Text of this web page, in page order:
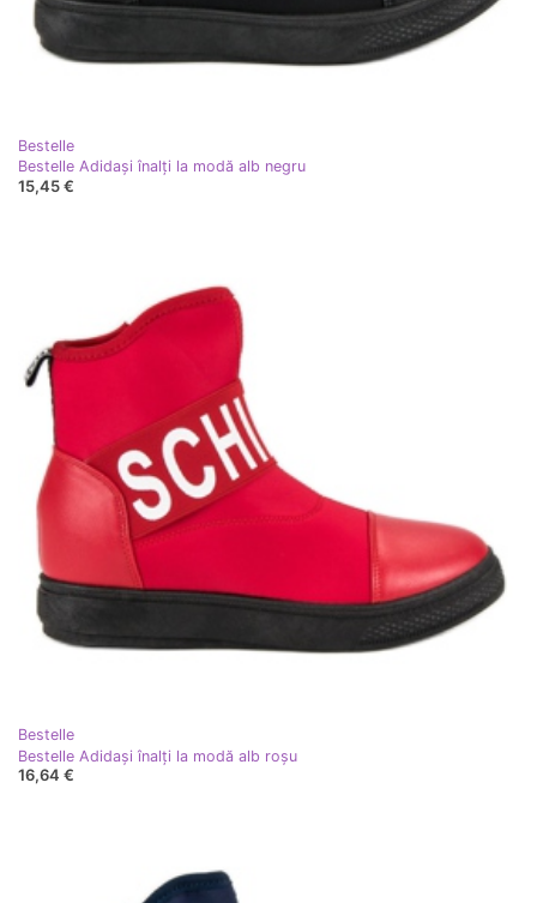
Bestelle
Bestelle Adidași înalți la modă alb negru
15,45 €
Bestelle
Bestelle Adidași înalți la modă alb roşu
16,64 €